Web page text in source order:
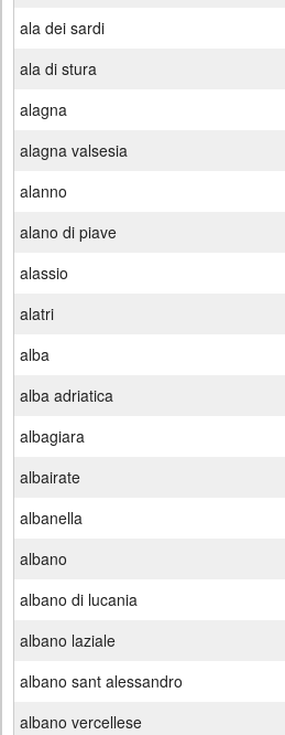
ala dei sardi
ala di stura
alagna
alagna valsesia
alanno
alano di piave
alassio
alatri
alba
alba adriatica
albagiara
albairate
albanella
albano
albano di lucania
albano laziale
albano sant alessandro
albano vercellese